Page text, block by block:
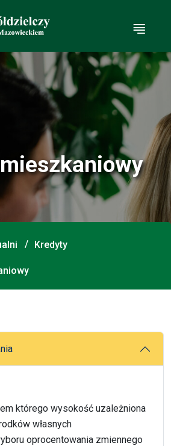
Kredyty
którego wysokość uzależniona
własnych
oprocentowania zmiennego